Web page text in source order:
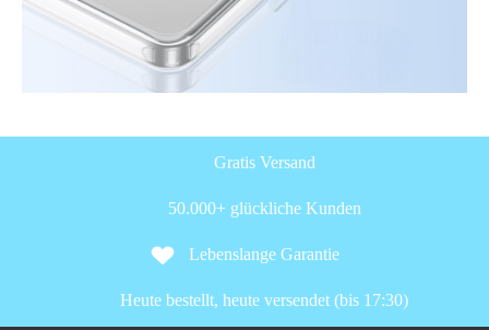
Gratis Versand
50.000+ glückliche Kunden
Lebenslange Garantie
Heute bestellt, heute versendet (bis 17:30)